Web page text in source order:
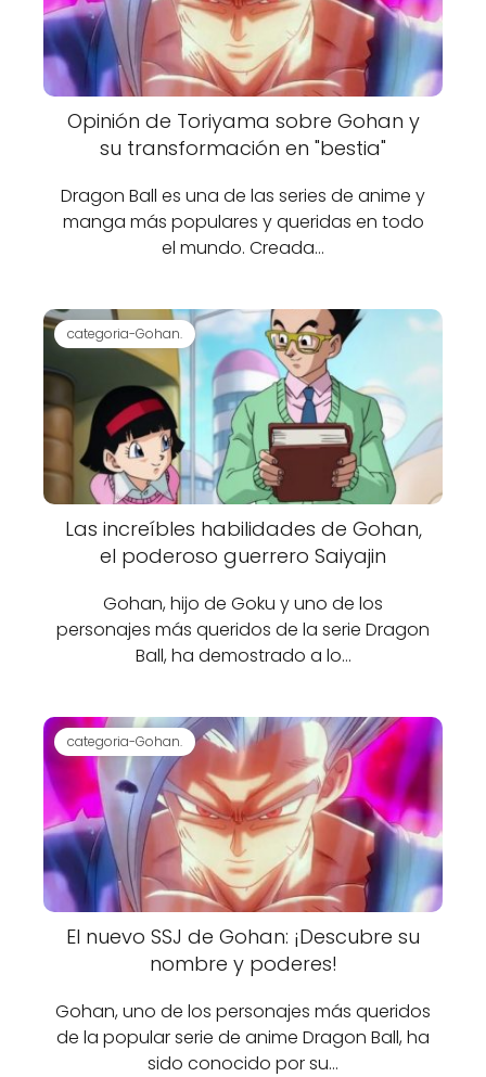
Opinión de Toriyama sobre Gohan y
su transformación en "bestia"
Dragon Ball es una de las series de anime y
manga más populares y queridas en todo
el mundo. Creada…
categoria-Gohan.
Las increíbles habilidades de Gohan,
el poderoso guerrero Saiyajin
Gohan, hijo de Goku y uno de los
personajes más queridos de la serie Dragon
Ball, ha demostrado a lo…
categoria-Gohan.
El nuevo SSJ de Gohan: ¡Descubre su
nombre y poderes!
Gohan, uno de los personajes más queridos
de la popular serie de anime Dragon Ball, ha
sido conocido por su…